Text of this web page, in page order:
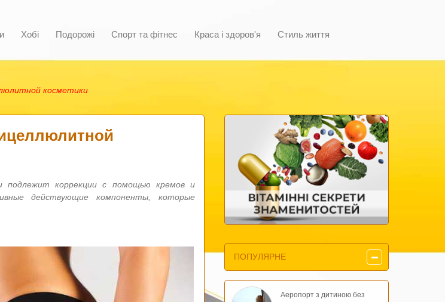
Хобі Подорожі Спорт та фітнес Краса і здоров'я Стиль життя
косметики
подлежит коррекции с помощью кремов и
действующие компоненты, которые
ПОПУЛЯРНЕ
Аеропорт з дитиною без